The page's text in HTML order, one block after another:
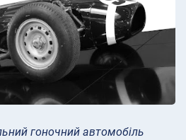
гоночний автомобіль